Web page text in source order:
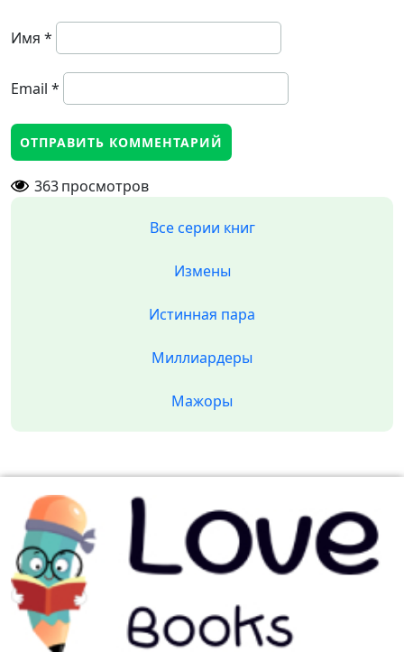
Имя *
Email *
363просмотров
Все серии книг
Измены
Истинная пара
Миллиардеры
Мажоры